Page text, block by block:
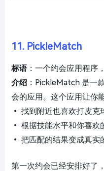
11. PickleMatch
标语：一个约会应用程序
介绍 ：PickleMatch 是一
会的应用。这个应用让你
• 找到附近也喜欢打皮克
• 根据技能水平和你喜欢
• 把匹配的结果变成真实
第一次约会已经安排好了